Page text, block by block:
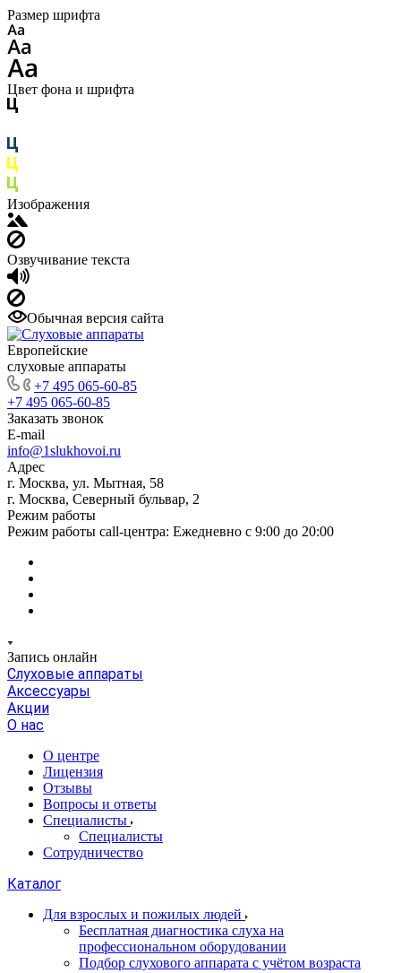
Размер шрифта
Цвет фона и шрифта
Изображения
Озвучивание текста
Обычная версия сайта
Европейские
слуховые аппараты
+7 495 065-60-85
+7 495 065-60-85
Заказать звонок
E-mail
info@1slukhovoi.ru
Адрес
г. Москва, ул. Мытная, 58
г. Москва, Северный бульвар, 2
Режим работы
Режим работы call-центра: Ежедневно с 9:00 до 20:00
Запись онлайн
Слуховые аппараты
Аксессуары
Акции
О нас
О центре
Лицензия
Отзывы
Вопросы и ответы
Специалисты
Специалисты
Сотрудничество
Каталог
Для взрослых и пожилых людей
Бесплатная диагностика слуха на
профессиональном оборудовании
Подбор слухового аппарата с учётом возраста